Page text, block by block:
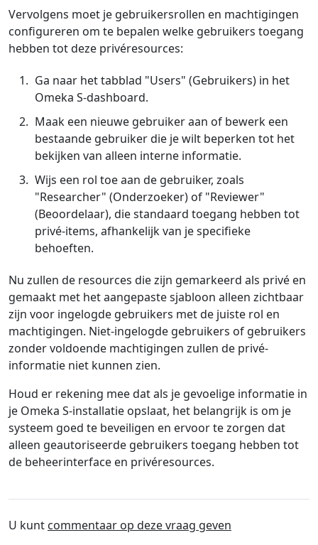
Vervolgens moet je gebruikersrollen en machtigingen
configureren om te bepalen welke gebruikers toegang
hebben tot deze privéresources:
Ga naar het tabblad "Users" (Gebruikers) in het
Omeka S-dashboard.
Maak een nieuwe gebruiker aan of bewerk een
bestaande gebruiker die je wilt beperken tot het
bekijken van alleen interne informatie.
Wijs een rol toe aan de gebruiker, zoals
"Researcher" (Onderzoeker) of "Reviewer"
(Beoordelaar), die standaard toegang hebben tot
privé-items, afhankelijk van je specifieke
behoeften.
Nu zullen de resources die zijn gemarkeerd als privé en
gemaakt met het aangepaste sjabloon alleen zichtbaar
zijn voor ingelogde gebruikers met de juiste rol en
machtigingen. Niet-ingelogde gebruikers of gebruikers
zonder voldoende machtigingen zullen de privé-
informatie niet kunnen zien.
Houd er rekening mee dat als je gevoelige informatie in
je Omeka S-installatie opslaat, het belangrijk is om je
systeem goed te beveiligen en ervoor te zorgen dat
alleen geautoriseerde gebruikers toegang hebben tot
de beheerinterface en privéresources.
U kunt commentaar op deze vraag geven